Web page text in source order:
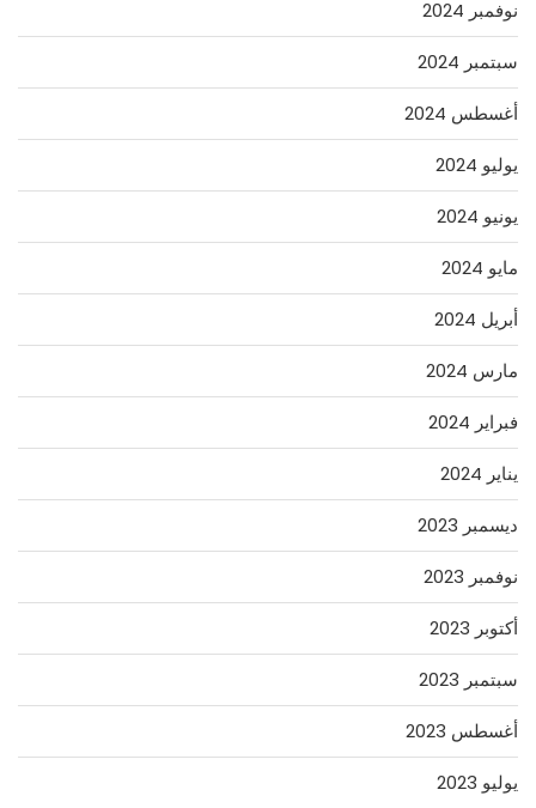
نوفمبر 2024
سبتمبر 2024
أغسطس 2024
يوليو 2024
يونيو 2024
مايو 2024
أبريل 2024
مارس 2024
فبراير 2024
يناير 2024
ديسمبر 2023
نوفمبر 2023
أكتوبر 2023
سبتمبر 2023
أغسطس 2023
يوليو 2023